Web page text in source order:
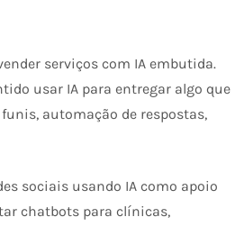
serviços com IA embutida.
usar IA para entregar algo que
automação de respostas,
sociais usando IA como apoio
chatbots para clínicas,